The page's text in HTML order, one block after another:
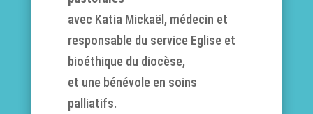
avec Katia Mickaël, médecin et
responsable du service Eglise et
bioéthique du diocèse,
et une bénévole en soins
palliatifs.